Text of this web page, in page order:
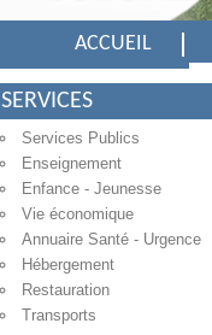
ACCUEIL
SERVICES
Services Publics
Enseignement
Enfance - Jeunesse
Vie économique
Annuaire Santé - Urgence
Hébergement
Restauration
Transports
Installation du Conseil
Municipal
En savoir plus...